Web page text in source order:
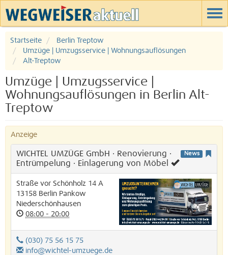
Startseite
Berlin Treptow
Umzüge | Umzugsservice | Wohnungsauflösungen
Alt-Treptow
Umzüge | Umzugsservice |
Wohnungsauflösungen in Berlin Alt-
Treptow
Anzeige
News
WICHTEL UMZÜGE GmbH · Renovierung ·
Entrümpelung · Einlagerung von Möbel
Straße vor Schönholz 14 A
13158 Berlin Pankow
Niederschönhausen
08:00 - 20:00
(030) 75 56 15 75
info@wichtel-umzuege.de